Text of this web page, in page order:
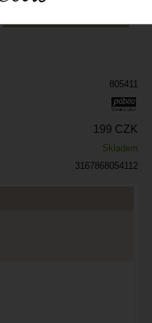
805411
199 CZK
Skladem
3167868054112